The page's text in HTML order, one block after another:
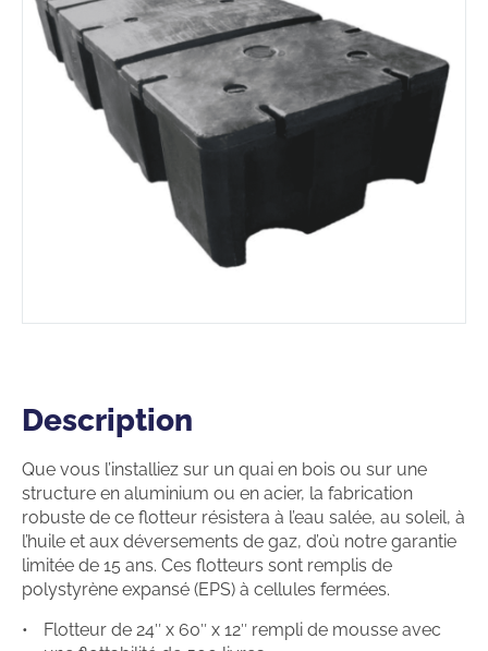
Description
Description
Que vous l’installiez sur un quai en bois ou sur une
structure en aluminium ou en acier, la fabrication
robuste de ce flotteur résistera à l’eau salée, au soleil, à
l’huile et aux déversements de gaz, d’où notre garantie
limitée de 15 ans. Ces flotteurs sont remplis de
polystyrène expansé (EPS) à cellules fermées.
Flotteur de 24″ x 60″ x 12″ rempli de mousse avec